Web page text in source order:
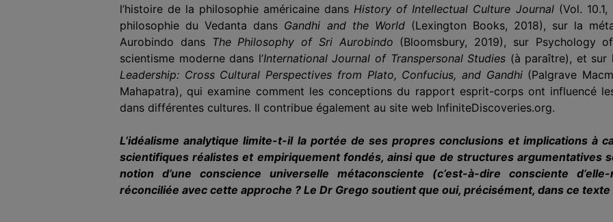
l’histoire de la philosophie américaine dans History of Intellectual Culture Journal(Vol. 10.1,
philosophie du Vedanta dans Gandhi and the World(Lexington Books, 2018), sur la
Aurobindo dans The Philosophy of Sri Aurobindo (Bloomsbury, 2019), sur Psychology
scientisme moderne dans l’International Journal of Transpersonal Studies (à paraître), et
Leadership: Cross Cultural Perspectives from Plato, Confucius, and Gandhi (Palgrave
Mahapatra), qui examine comment les conceptions du rapport esprit-corps ont influencé
dans différentes cultures. Il contribue également au site web InfiniteDiscoveries.org.
L’idéalisme analytique limite-t-il la portée de ses propres conclusions et implications à
scientifiques réalistes et empiriquement fondés, ainsi que de structures argumentatives
notion d’une conscience universelle métaconsciente (c’est-à-dire consciente
réconciliée avec cette approche ? Le Dr Grego soutient que oui, précisément, dans ce